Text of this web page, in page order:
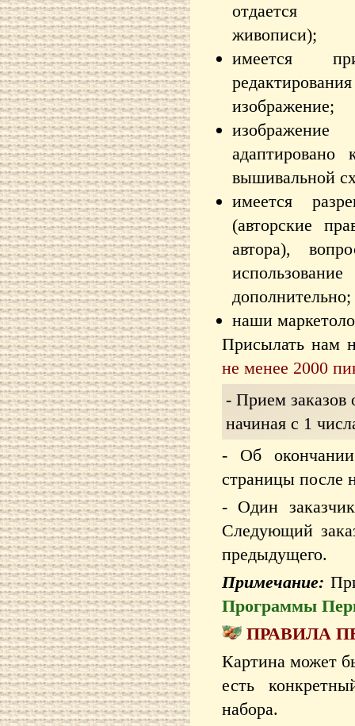
отдается
живописи);
имеется
изображение;
адаптировано
вышивальной
имеется
(авторские
автора),
дополнительно;
наши
Присылать нам
не менее 2000
- Прием заказов
начиная с 1
- Об окончании
страницы после
- Один
Следующий
предыдущего.
Примечание:
Программы
ПРАВИЛА
Картина может
есть
набора.